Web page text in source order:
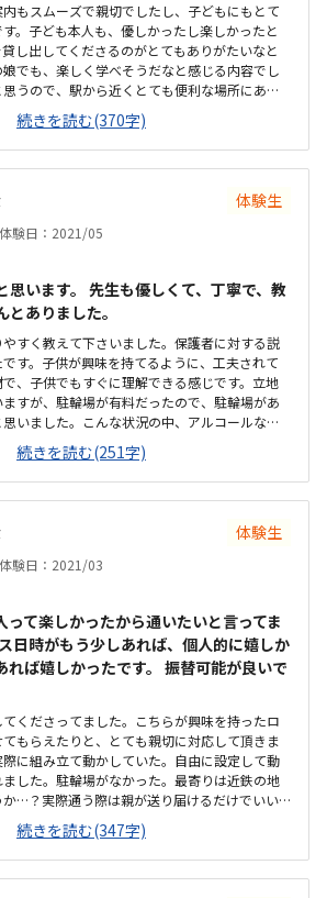
もスムーズで親切でしたし、子どもにもとて
。子ども本人も、優しかったし楽しかったと
し出してくださるのがとてもありがたいなと
でも、楽しく学べそうだなと感じる内容でし
うので、駅から近くとても便利な場所にある
待つのにも時間をつぶせるところがたくさんあ
ッキリとした印象で、学びやすい環境であると
ラミング教室は行ったことがないので比べら
ナスなイメージは全くありません。プログラ
を購入もしなくて良いので助かります。子ど
うで、帰宅後もずっと話していました。
続きを読む(370字)
体験生
体験日：2021/05
思います。 先生も優しくて、丁寧で、教
ありました。
すく教えて下さいました。保護者に対する説
す。子供が興味を持てるように、工夫されて
、子供でもすぐに理解できる感じです。立地
すが、駐輪場が有料だったので、駐輪場があ
いました。こんな状況の中、アルコールなど
も綺麗で清潔な教室で良かったです。普段の他の
く感じると思います。使う教材などを考えると
。とにかく、子供が自ら学ぶ姿勢が見れまし
続きを読む(251字)
体験生
体験日：2021/03
って楽しかったから通いたいと言ってま
日時がもう少しあれば、個人的に嬉しか
れば嬉しかったです。 振替可能が良いで
くださってました。こちらが興味を持ったロ
もらえたりと、とても親切に対応して頂きま
に組み立て動かしていた。自由に設定して動
した。駐輪場がなかった。最寄りは近鉄の地
…？実際通う際は親が送り届けるだけでいい
綺麗でした。階段が結構急だったの、登り下り
のこの作品がたくさん飾ってあり、興味深いも
ど、プログラミングにしてはわりと優しいの
ズナブルだと、助かりますが…。体験はマンツ
続きを読む(347字)